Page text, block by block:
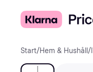
Start/Hem & Hushåll /